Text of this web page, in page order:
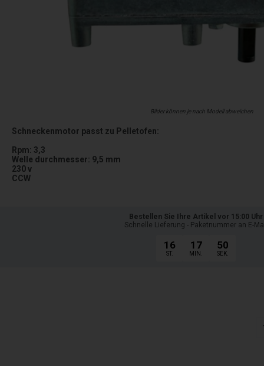
Bilder können je nach Modell abweichen
Schneckenmotor passt zu Pelletofen:
Rpm: 3,3
Welle durchmesser: 9,5 mm
230 v
CCW
Bestellen Sie Ihre Artikel vor 15:00 Uhr
Schnelle Lieferung - Paketnummer an E-
16
ST.
17
MIN.
48
SEK.